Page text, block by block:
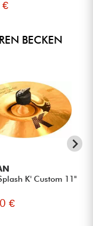
€
BECKEN
K' Custom 11"
€